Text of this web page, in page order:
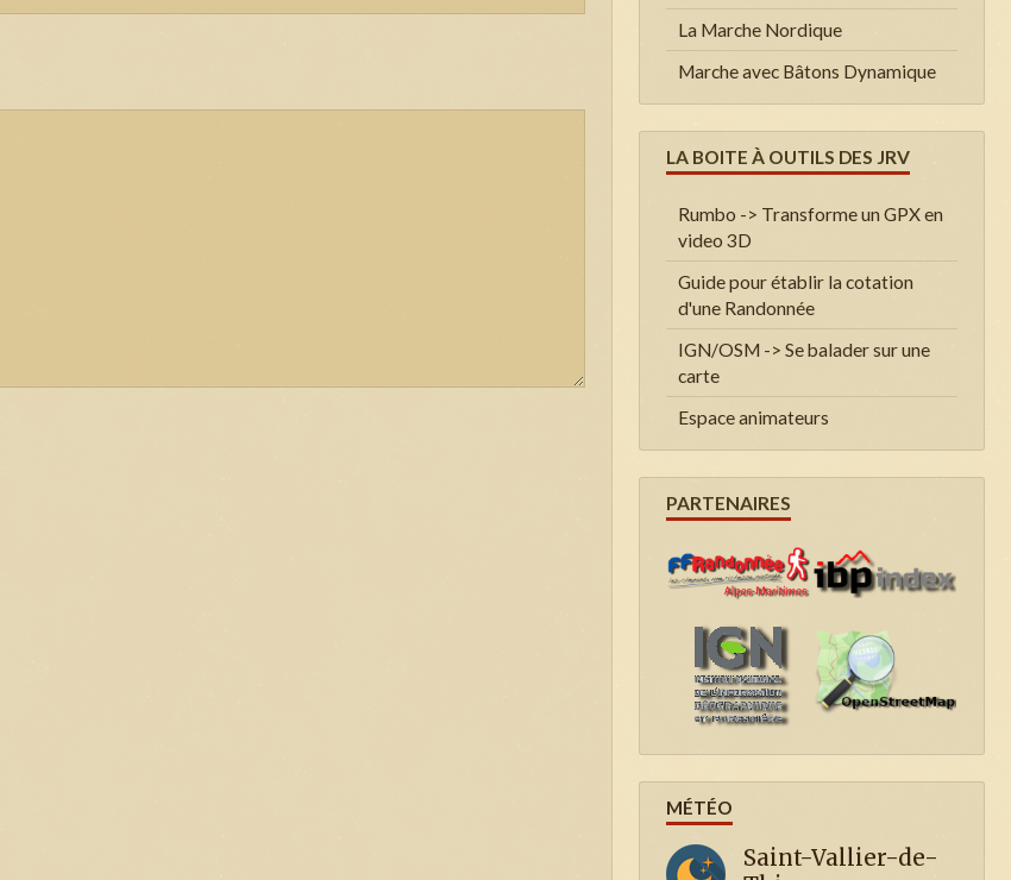
La Marche Nordique
Marche avec Bâtons Dynamique
LA BOITE À OUTILS DES JRV
Rumbo -> Transforme un GPX en
video 3D
Guide pour établir la cotation
d'une Randonnée
IGN/OSM -> Se balader sur une
carte
Espace animateurs
PARTENAIRES
MÉTÉO
Saint-Vallier-de-